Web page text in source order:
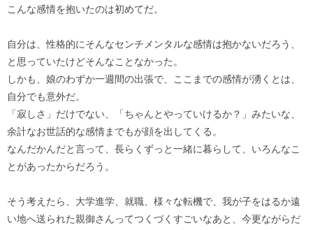
こんな感情を抱いたのは初めてだ。
自分は、性格的にそんなセンチメンタルな感情は抱かないだろう、
と思っていたけどそんなことなかった。
しかも、娘のわずか一週間の出張で、ここまでの感情が湧くとは、
自分でも意外だ。
「寂しさ」だけでない、「ちゃんとやっていけるか？」みたいな、
余計なお世話的な感情までもが顔を出してくる。
なんだかんだと言って、長らくずっと一緒に暮らして、いろんなこ
とがあったからだろう。
そう考えたら、大学進学、就職、様々な転機で、我が子をはるか遠
い地へ送られた親御さんってつくづくすごいなあと、今更ながらだ